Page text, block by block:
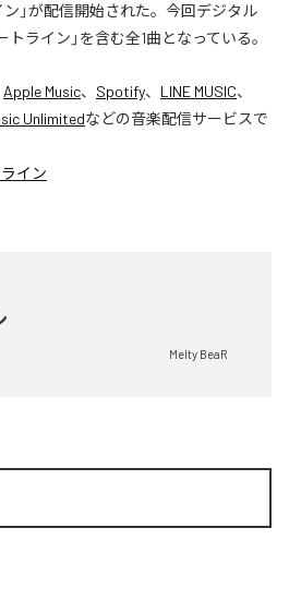
ン」が配信開始された。今回デジタル
ライン」を含む全1曲となっている。
Apple Music、 Spotify、 LINE MUSIC、
Unlimitedなどの音楽配信サービスで
イン
Melty BeaR